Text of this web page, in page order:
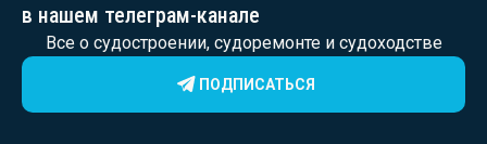
в нашем телеграм-канале
Все о судостроении, судоремонте и судоходстве
ПОДПИСАТЬСЯ